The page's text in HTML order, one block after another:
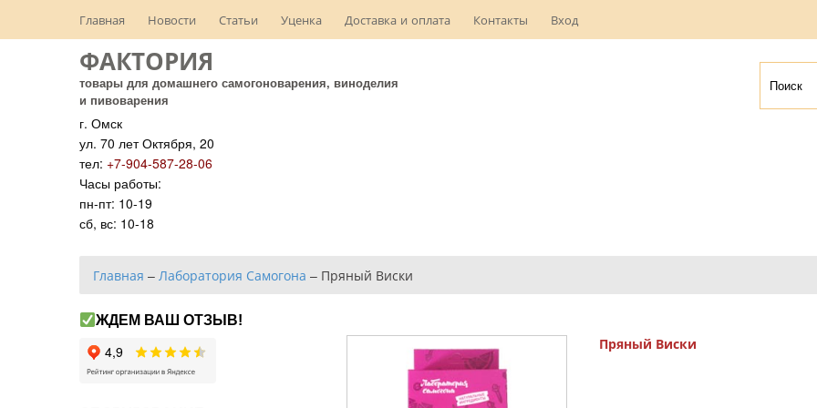
Главная Новости Статьи Уценка Доставка и оплата Контакты Вход
ФАКТОРИЯ
товары для домашнего самогоноварения, виноделия
и пивоварения
г. Омск
ул. 70 лет Октября, 20
тел: +7-904-587-28-06
Часы работы:
пн-пт: 10-19
сб, вс: 10-18
Главная – Лаборатория Самогона – Пряный Виски
Пряный Виски
ЖДЕМ ВАШ ОТЗЫВ!